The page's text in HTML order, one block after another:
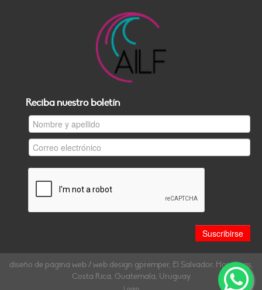
Reciba nuestro boletín
diseño de página web / web design gpremper, El Salvador, Honduras,
Costa Rica, Guatemala, Uruguay
Login